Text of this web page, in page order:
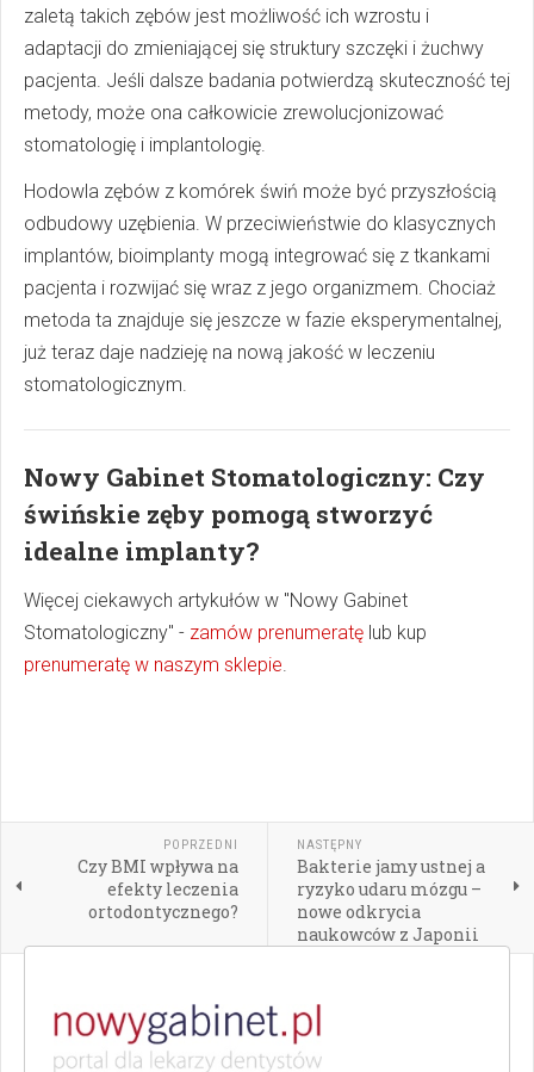
zaletą takich zębów jest możliwość ich wzrostu i
adaptacji do zmieniającej się struktury szczęki i żuchwy
pacjenta. Jeśli dalsze badania potwierdzą skuteczność tej
metody, może ona całkowicie zrewolucjonizować
stomatologię i implantologię.
Hodowla zębów z komórek świń może być przyszłością
odbudowy uzębienia. W przeciwieństwie do klasycznych
implantów, bioimplanty mogą integrować się z tkankami
pacjenta i rozwijać się wraz z jego organizmem. Chociaż
metoda ta znajduje się jeszcze w fazie eksperymentalnej,
już teraz daje nadzieję na nową jakość w leczeniu
stomatologicznym.
Nowy Gabinet Stomatologiczny: Czy
świńskie zęby pomogą stworzyć
idealne implanty?
Więcej ciekawych artykułów w "Nowy Gabinet
Stomatologiczny" - zamów prenumeratę lub kup
prenumeratę w naszym sklepie.
POPRZEDNI
Czy BMI wpływa na
efekty leczenia
ortodontycznego?
NASTĘPNY
Bakterie jamy ustnej a
ryzyko udaru mózgu –
nowe odkrycia
naukowców z Japonii